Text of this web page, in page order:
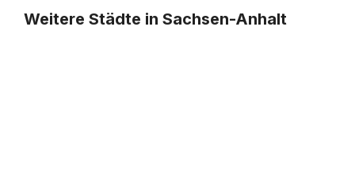
Weitere Städte in Sachsen-Anhalt